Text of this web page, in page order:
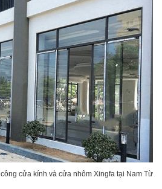
cửa kính và cửa nhôm Xingfa tại Nam Từ